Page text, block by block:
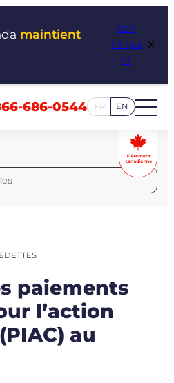
maintient
Voir
l’impa
ct
×
686-0544 FR EN
paiements
l’action
au